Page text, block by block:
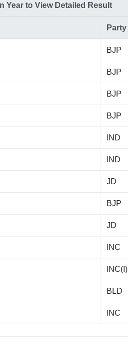
Year to View Detailed Result
Party
BJP
BJP
BJP
BJP
IND
IND
JD
BJP
JD
INC
INC(I)
BLD
INC